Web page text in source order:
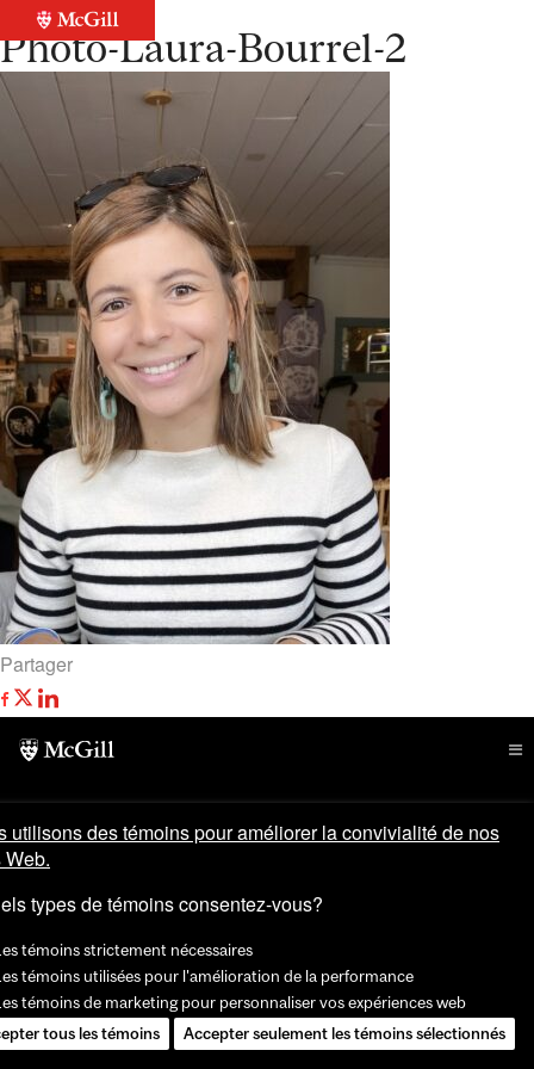
Retour à la liste
Photo-Laura-Bourrel-2
Partager
utilisons des témoins pour améliorer la convivialité de nos
types de témoins consentez-vous?
témoins strictement nécessaires
témoins utilisées pour l'amélioration de la performance
témoins de marketing pour personnaliser vos expériences web
tous les témoins
Accepter seulement les témoins sélectionnés